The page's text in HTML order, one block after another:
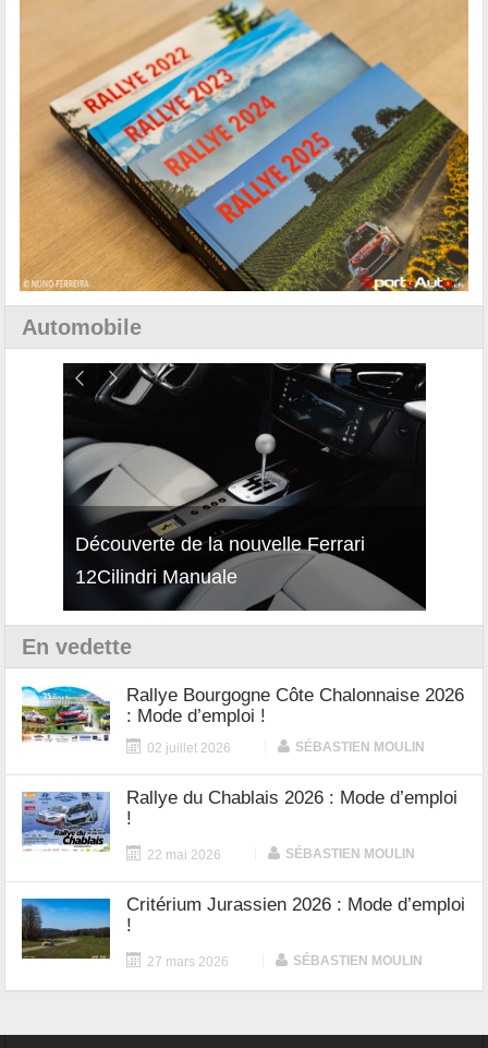
Automobile
Découverte de la nouvelle Ferrari
12Cilindri Manuale
En vedette
Rallye Bourgogne Côte Chalonnaise 2026
: Mode d’emploi !
02 juillet 2026 SÉBASTIEN MOULIN
Rallye du Chablais 2026 : Mode d’emploi
!
22 mai 2026 SÉBASTIEN MOULIN
Critérium Jurassien 2026 : Mode d’emploi
!
27 mars 2026 SÉBASTIEN MOULIN